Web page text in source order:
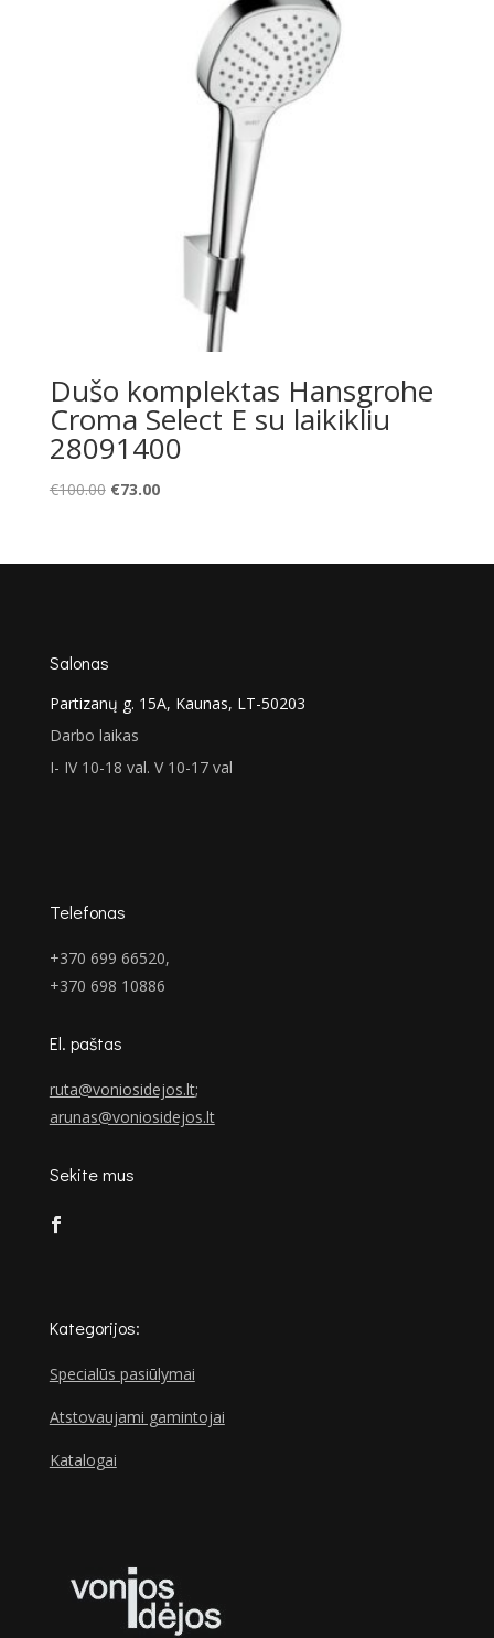
Dušo komplektas Hansgrohe
Croma Select E su laikikliu
28091400
€100.00 Original
€100.00.
€73.00Current
€73.00.
Salonas
Partizanų g. 15A, Kaunas, LT-50203
Darbo laikas
I- IV 10-18 val. V 10-17 val
Telefonas
+370 699 66520,
+370 698 10886
El. paštas
ruta@voniosidejos.lt;
arunas@voniosidejos.lt
Sekite mus
Kategorijos:
Specialūs pasiūlymai
Atstovaujami gamintojai
Katalogai